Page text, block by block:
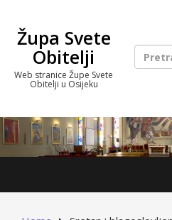
contentŽupa Svete
Obitelji
Web stranice Župe Svete
Obitelji u Osijeku